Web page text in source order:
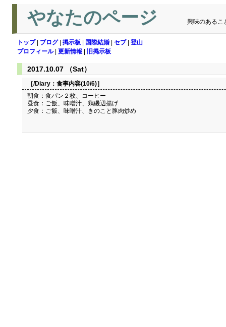
やなたのページ 興味のあるこ
トップ| ブログ| 掲示板 国際結婚 セブ| 登山
プロフィール| 更新情報 旧掲示板
2017.10.07 （Sat）
［/Diary： 食事内容(10/6)］
朝食：食パン２枚、コーヒー
昼食：ご飯、味噌汁、鶏磯辺揚げ
夕食：ご飯、味噌汁、きのこと豚肉炒め